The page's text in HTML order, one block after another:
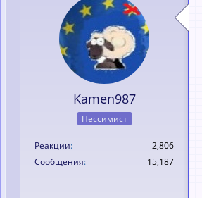
Kamen987
Пессимист
Реакции
2,806
Сообщения
15,187